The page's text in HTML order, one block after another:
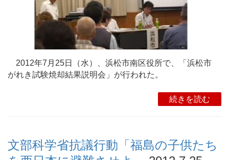
2012年7月25日（水）、浜松市南区役所で、「浜松市
がれき試験焼却結果説明会」が行われた。
続きを読む
文部科学省抗議行動「福島の子供たち